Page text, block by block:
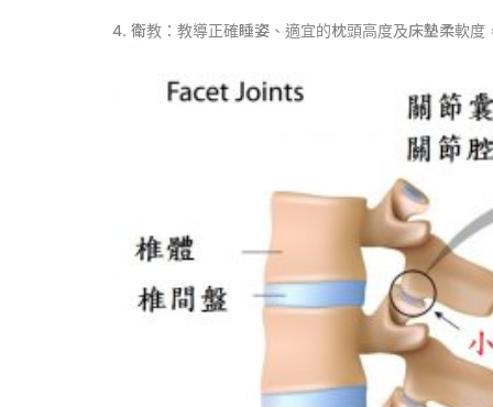
4. 衛教：教導正確睡姿、適宜的枕頭高度及床墊柔軟度